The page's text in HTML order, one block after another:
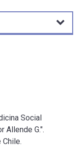
Social
Allende G.".